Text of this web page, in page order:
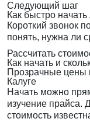
Следующий шаг
Как быстро
Короткий звонок
понять, нужна ли
Рассчитать
Как начать и
Прозрачные цены
Калуге
Начать можно
изучение прайса.
стоимость